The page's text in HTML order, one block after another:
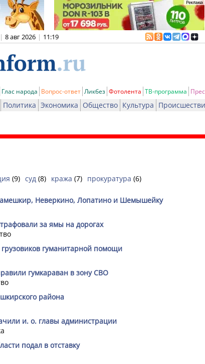
| 8 авг 2026 | 11:19
Глас народа Вопрос-ответ Ликбез Фотолента ТВ-программа
Политика Экономика Общество Культура
(9) суд (8) кража (7) прокуратура (6)
Неверкино, Лопатино и Шемышейку
за ямы на дорогах
гуманитарной помощи
гумкараван в зону СВО
района
и. о. главы администрации
подал в отставку